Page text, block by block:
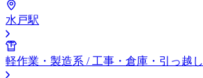
水戸駅
軽作業・製造系 / 工事・倉庫・引っ越し